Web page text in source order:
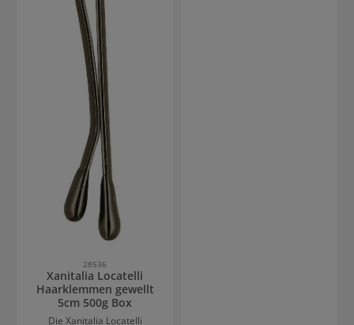
28536
Xanitalia Locatelli
Haarklemmen gewellt
5cm 500g Box
Die Xanitalia Locatelli